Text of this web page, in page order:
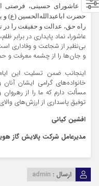
و عاشورای حسینی، فرصتی
حضرت اباعبدالله‌الحسین (ع) و
راه حق، عدالت و حقیقت را در
عاشورا، نماد پایداری در
بی‌نظیر از شجاعت و وفاداری
و جان‌ها را از چشمه معرفت و
اینجانب ضمن تسلیت این
خانواده‌های گرامی ایشان
مسألت دارم که ما را از
توفیق پاسداری از ارزش‌های
افشین کیانی
مدیرعامل شرکت پالایش گاز
ارسال : admin